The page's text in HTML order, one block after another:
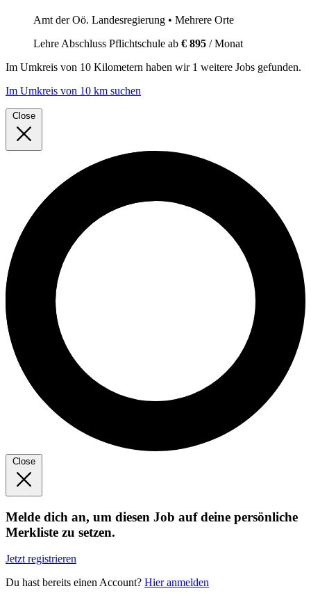
Amt der Oö. Landesregierung • Mehrere Orte
Lehre Abschluss Pflichtschule ab € 895 / Monat
Im Umkreis von 10 Kilometern haben wir 1 weitere Jobs gefunden.
Im Umkreis von 10 km suchen
Close
Close
Melde dich an, um diesen Job auf deine persönliche
Merkliste zu setzen.
Jetzt registrieren
Du hast bereits einen Account? Hier anmelden